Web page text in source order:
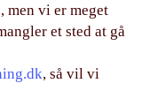
men vi er meget
et sted at gå
, så vil vi